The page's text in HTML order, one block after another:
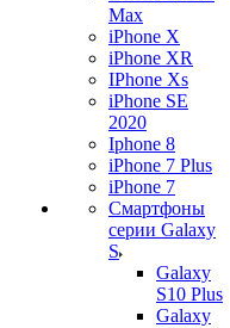
Max
iPhone X
iPhone XR
IPhone Xs
iPhone SE
2020
Iphone 8
iPhone 7 Plus
iPhone 7
Смартфоны
серии Galaxy
S
Galaxy
S10 Plus
Galaxy